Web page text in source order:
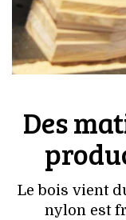
Des
Le bois vient
nylon est